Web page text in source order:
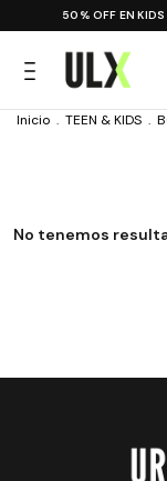
50% OFF EN KIDS
Inicio . TEEN & KIDS .
No tenemos